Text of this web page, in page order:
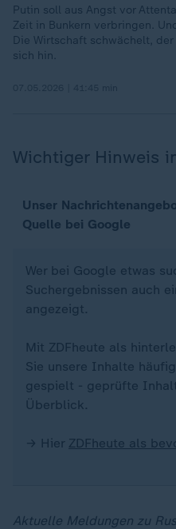
Putin soll aus Angst vor
Zeit in Bunkern verbringen.
Die Wirtschaft schwächelt,
sich hin.
Wichtiger Hinweis
Unser
Quelle bei Google
Wer bei Google etwas
Suchergebnissen auch
angezeigt.
Mit ZDFheute als
Sie unsere Inhalte
gespielt - geprüfte
Überblick.
→ Hier ZDFheute als
Aktuelle Meldungen zu